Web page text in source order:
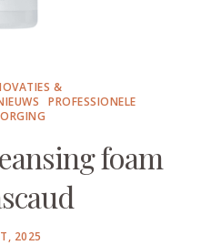
&
PROFESSIONELE
foam
2025